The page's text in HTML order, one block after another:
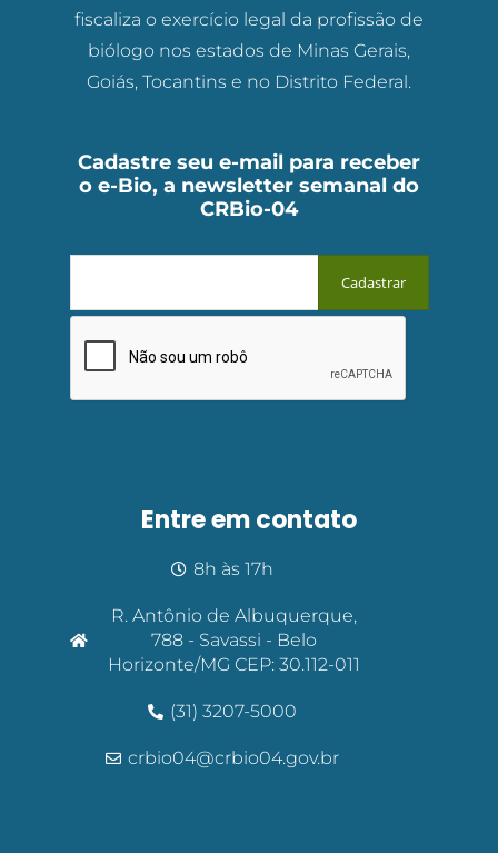
fiscaliza o exercício legal da profissão de
biólogo nos estados de Minas Gerais,
Goiás, Tocantins e no Distrito Federal.
Cadastre seu e-mail para receber
o e-Bio, a newsletter semanal do
CRBio-04
Entre em contato
8h às 17h
R. Antônio de Albuquerque,
788 - Savassi - Belo
Horizonte/MG CEP: 30.112-011
(31) 3207-5000
crbio04@crbio04.gov.br